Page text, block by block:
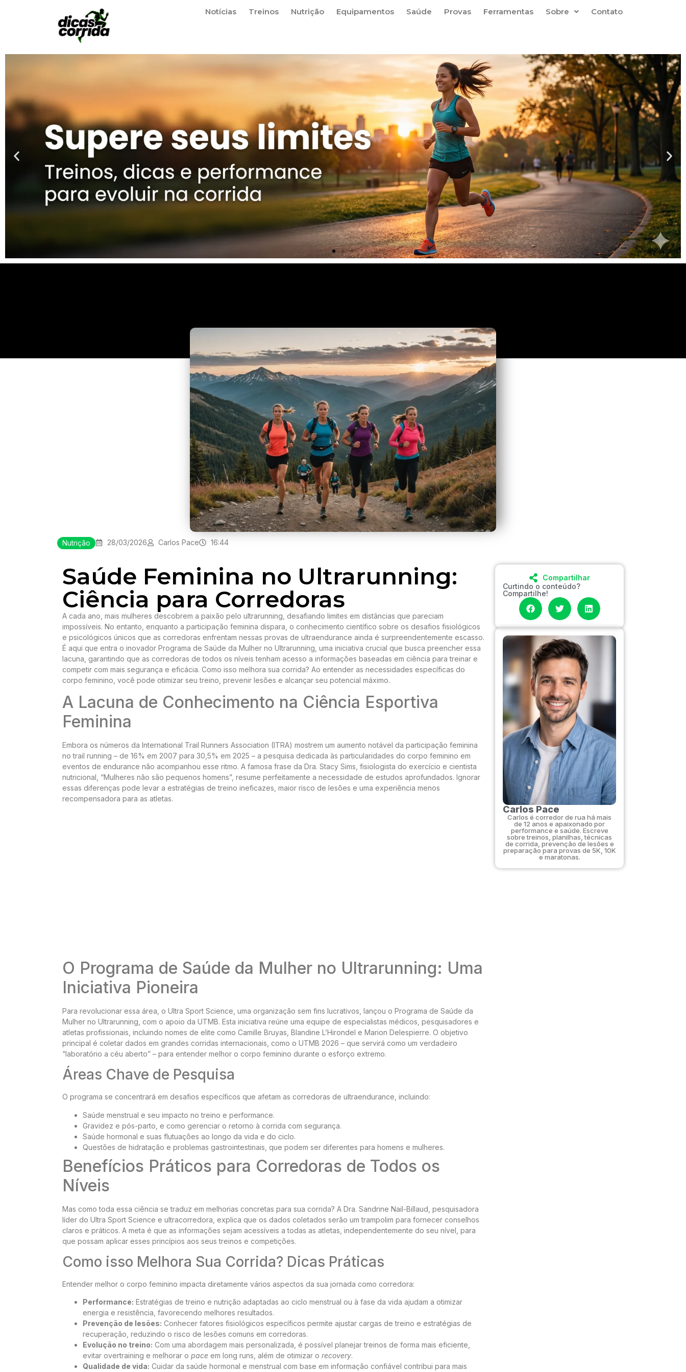
Notícias Treinos Nutrição Equipamentos Saúde Provas Ferramentas Sobre Contato
Nutrição 28/03/2026 Carlos Pace 16:44
Saúde Feminina no Ultrarunning:
Ciência para Corredoras
A cada ano, mais mulheres descobrem a paixão pelo ultrarunning, desafiando limites em distâncias que pareciam
impossíveis. No entanto, enquanto a participação feminina dispara, o conhecimento científico sobre os desafios fisiológicos
e psicológicos únicos que as corredoras enfrentam nessas provas de ultraendurance ainda é surpreendentemente escasso.
É aqui que entra o inovador Programa de Saúde da Mulher no Ultrarunning, uma iniciativa crucial que busca preencher essa
lacuna, garantindo que as corredoras de todos os níveis tenham acesso a informações baseadas em ciência para treinar e
competir com mais segurança e eficácia. Como isso melhora sua corrida? Ao entender as necessidades específicas do
corpo feminino, você pode otimizar seu treino, prevenir lesões e alcançar seu potencial máximo.
A Lacuna de Conhecimento na Ciência Esportiva
Feminina
Embora os números da International Trail Runners Association (ITRA) mostrem um aumento notável da participação feminina
no trail running – de 16% em 2007 para 30,5% em 2025 – a pesquisa dedicada às particularidades do corpo feminino em
eventos de endurance não acompanhou esse ritmo. A famosa frase da Dra. Stacy Sims, fisiologista do exercício e cientista
nutricional, “Mulheres não são pequenos homens”, resume perfeitamente a necessidade de estudos aprofundados. Ignorar
essas diferenças pode levar a estratégias de treino ineficazes, maior risco de lesões e uma experiência menos
recompensadora para as atletas.
O Programa de Saúde da Mulher no Ultrarunning: Uma
Iniciativa Pioneira
Para revolucionar essa área, o Ultra Sport Science, uma organização sem fins lucrativos, lançou o Programa de Saúde da
Mulher no Ultrarunning, com o apoio da UTMB. Esta iniciativa reúne uma equipe de especialistas médicos, pesquisadores e
atletas profissionais, incluindo nomes de elite como Camille Bruyas, Blandine L’Hirondel e Marion Delespierre. O objetivo
principal é coletar dados em grandes corridas internacionais, como o UTMB 2026 – que servirá como um verdadeiro
“laboratório a céu aberto” – para entender melhor o corpo feminino durante o esforço extremo.
Áreas Chave de Pesquisa
O programa se concentrará em desafios específicos que afetam as corredoras de ultraendurance, incluindo:
Saúde menstrual e seu impacto no treino e performance.
Gravidez e pós-parto, e como gerenciar o retorno à corrida com segurança.
Saúde hormonal e suas flutuações ao longo da vida e do ciclo.
Questões de hidratação e problemas gastrointestinais, que podem ser diferentes para homens e mulheres.
Benefícios Práticos para Corredoras de Todos os
Níveis
Mas como toda essa ciência se traduz em melhorias concretas para sua corrida? A Dra. Sandrine Nail-Billaud, pesquisadora
líder do Ultra Sport Science e ultracorredora, explica que os dados coletados serão um trampolim para fornecer conselhos
claros e práticos. A meta é que as informações sejam acessíveis a todas as atletas, independentemente do seu nível, para
que possam aplicar esses princípios aos seus treinos e competições.
Como isso Melhora Sua Corrida? Dicas Práticas
Entender melhor o corpo feminino impacta diretamente vários aspectos da sua jornada como corredora:
Performance: Estratégias de treino e nutrição adaptadas ao ciclo menstrual ou à fase da vida ajudam a otimizar
energia e resistência, favorecendo melhores resultados.
Prevenção de lesões: Conhecer fatores fisiológicos específicos permite ajustar cargas de treino e estratégias de
recuperação, reduzindo o risco de lesões comuns em corredoras.
Evolução no treino: Com uma abordagem mais personalizada, é possível planejar treinos de forma mais eficiente,
evitar overtraining e melhorar o pace em long runs, além de otimizar o recovery.
Qualidade de vida: Cuidar da saúde hormonal e menstrual com base em informação confiável contribui para mais
Compartilhar
Curtindo o conteúdo?
Compartilhe!
Carlos Pace
Carlos é corredor de rua há mais
de 12 anos e apaixonado por
performance e saúde. Escreve
sobre treinos, planilhas, técnicas
de corrida, prevenção de lesões e
preparação para provas de 5K, 10K
e maratonas.